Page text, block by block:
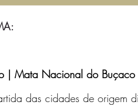
| Mata Nacional do Buçaco
das cidades de origem